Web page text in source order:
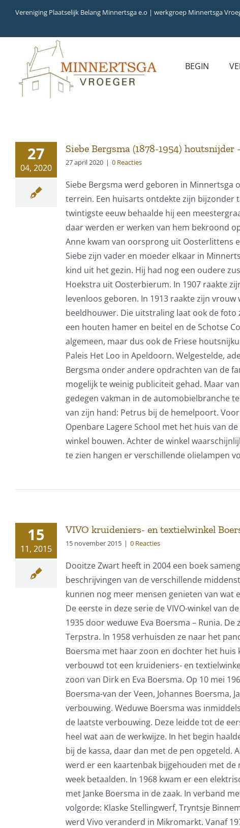
inhoud
Vereniging Plaatselijk Belang Minnertsga e.o | werkgroep Minnertsga
BEGIN
VIDEO (FILM)
AANWINSTEN
INWONERS 65+ IN
27
04, 2020
Siebe Bergsma (1878-1954)
27 april 2020 | 0 Reacties
Siebe Bergsma werd geboren in Minnertsga
terrein. Een huisarts ontdekte zijn bijzonder
twintigste eeuw behaalde hij een
daar werden er werken van hem bekroond
Anne kwam van oorsprong uit Oosterlittens
Siebe zijn vader en moeder elkaar in
kind uit het gezin. Hij had nog een oudere
Hoekstra uit Oosterbierum. In 1907 raakte
levenloos geboren. In 1913 raakte zijn
beeldhouwer. Die uitstraling laat ook de
een houten hamer en beitel en de Schotse
algemeen, maar dus ook de Friese
Paleis Het Loo in Apeldoorn. Welgestelde,
Bergsma onder andere opdrachten van de
mogelijk te weinig publiciteit gehad. Maar
gedegen vakman in de automobielbranche
van zijn hand: Petrus bij de hemelpoort.
Openbare Lagere School met het huis van
winkel bouwen. Achter de winkel
te zien hangen er verschillende olielampen
15
11, 2015
VIVO kruideniers- en textielwinkel
15 november 2015 | 0 Reacties
Dooitze Zwart heeft in 2004 een boek
beschrijvingen van de verschillende
kunnen nog meer mensen genieten van wat
De eerste in deze serie de VIVO-winkel van
1935 door weduwe Eva Boersma – Runia.
Terpstra. In 1958 verhuisden ze naar het
Boersma met haar zoon en dochter het
verbouwd tot een kruideniers- en
zoon van Dirk en Eva Boersma. Op 10 mei
Boersma-van der Veen, Johannes Boersma,
verbouwing. Weduwe Boersma was
de laatste verbouwing. Deze leidde tot de
heel wat aan de werkwijze. In het begin
bij de kassa, daar dan met de pen opgeteld.
werd er een kaartenbak bijgehouden met
week betaalden. In 1968 kwam er een
met Janke Boersma in de zaak. In verband
volgorde: Klaske Stellingwerf, Tryntsje
werd Vivo veranderd in Mikromarkt. Vanaf